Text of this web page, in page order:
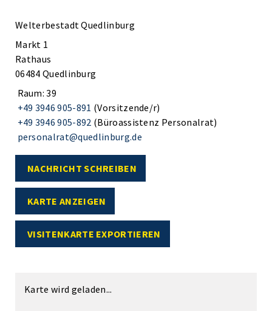
Welterbestadt Quedlinburg
Markt 1
Rathaus
06484 Quedlinburg
Raum: 39
+49 3946 905-891 (Vorsitzende/r)
+49 3946 905-892 (Büroassistenz Personalrat)
personalrat@quedlinburg.de
NACHRICHT SCHREIBEN
KARTE ANZEIGEN
VISITENKARTE EXPORTIEREN
Karte wird geladen...